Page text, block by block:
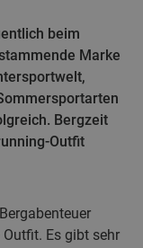
beim
Marke
Bergzeit
Outfit
Es gibt sehr